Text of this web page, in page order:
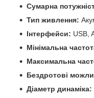
Сумарна
Тип живлення:
Інтерфейси: USB,
Мінімальна
Максимальна
Бездротові
Діаметр динаміка: